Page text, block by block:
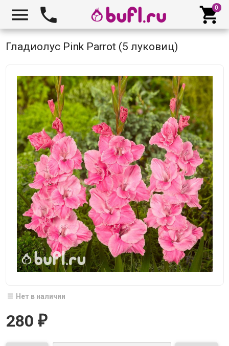
  
Гладиолус Pink Parrot (5 луковиц)
Нет в наличии
280 ₽